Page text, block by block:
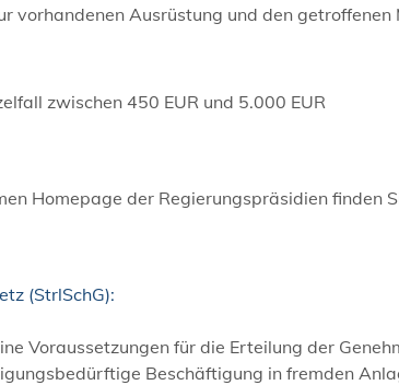
vorhandenen Ausrüstung und den
zwischen 450 EUR und 5.000 EUR
Homepage der Regierungspräsidien finden
(StrlSchG):
Voraussetzungen für die Erteilung der
Beschäftigung in fremden